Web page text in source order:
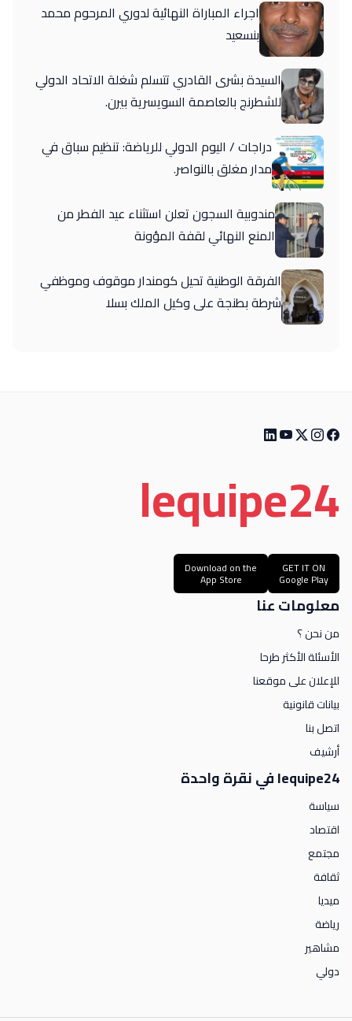
اجراء المباراة النهائية لدوري المرحوم محمد
بنسعيد
السيدة بشرى القادري تتسلم شغلة الاتحاد الدولي
للشطرنج بالعاصمة السويسرية بيرن.
دراجات / اليوم الدولي للرياضة: تنظيم سباق في
مدار مغلق بالنواصر.
مندوبية السجون تعلن استثناء عيد الفطر من
المنع النهائي لقفة المؤونة
الفرقة الوطنية تحيل كومندار موقوف وموظفي
شرطة بطنجة على وكيل الملك بسلا
lequipe24
GET IT ON
Google Play
Download on the
App Store
معلومات عنا
من نحن ؟
الأسئلة الأكثر طرحا
للإعلان على موقعنا
بيانات قانونية
اتصل بنا
أرشيف
lequipe24 في نقرة واحدة
سياسة
اقتصاد
مجتمع
ثقافة
ميديا
رياضة
مشاهير
دولي